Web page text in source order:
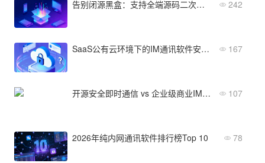
告别闭源黑盒：支持全端源码二次开发的IM开源通讯软件 242
SaaS公有云环境下的IM通讯软件安全吗？数据归谁？ 167
开源安全即时通信 vs 企业级商业IM：哪类方案更适合你的团队？ 107
2026年纯内网通讯软件排行榜Top 10 78